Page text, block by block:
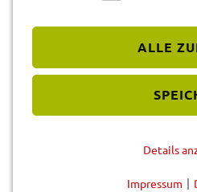
ALLE
Details
Impressum |